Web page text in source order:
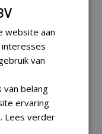
zaden
bij
40 uur
bij
40 uur
website aan
interesses
van
van belang
ervaring
Lees verder